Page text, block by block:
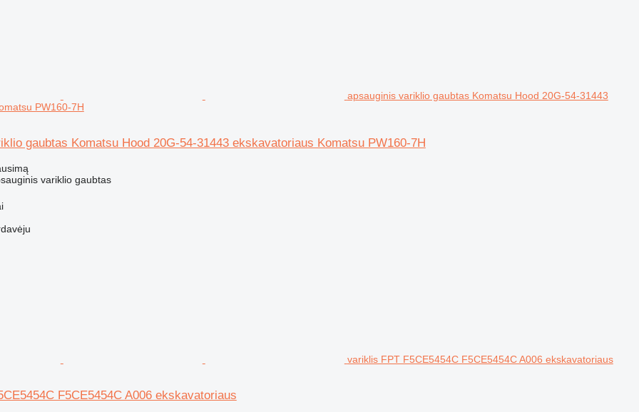
apsauginis variklio gaubtas Komatsu Hood 20G-54-31443
PW160-7H
gaubtas Komatsu Hood 20G-54-31443 ekskavatoriaus Komatsu PW160-7H
variklio gaubtas
variklis FPT F5CE5454C F5CE5454C A006 ekskavatoriaus
F5CE5454C A006 ekskavatoriaus